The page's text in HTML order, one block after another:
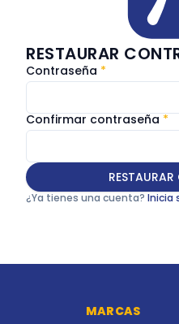
RESTAURAR
Contraseña *
Confirmar contraseña*
¿Ya tienes una cuenta? Inicia
MARCAS